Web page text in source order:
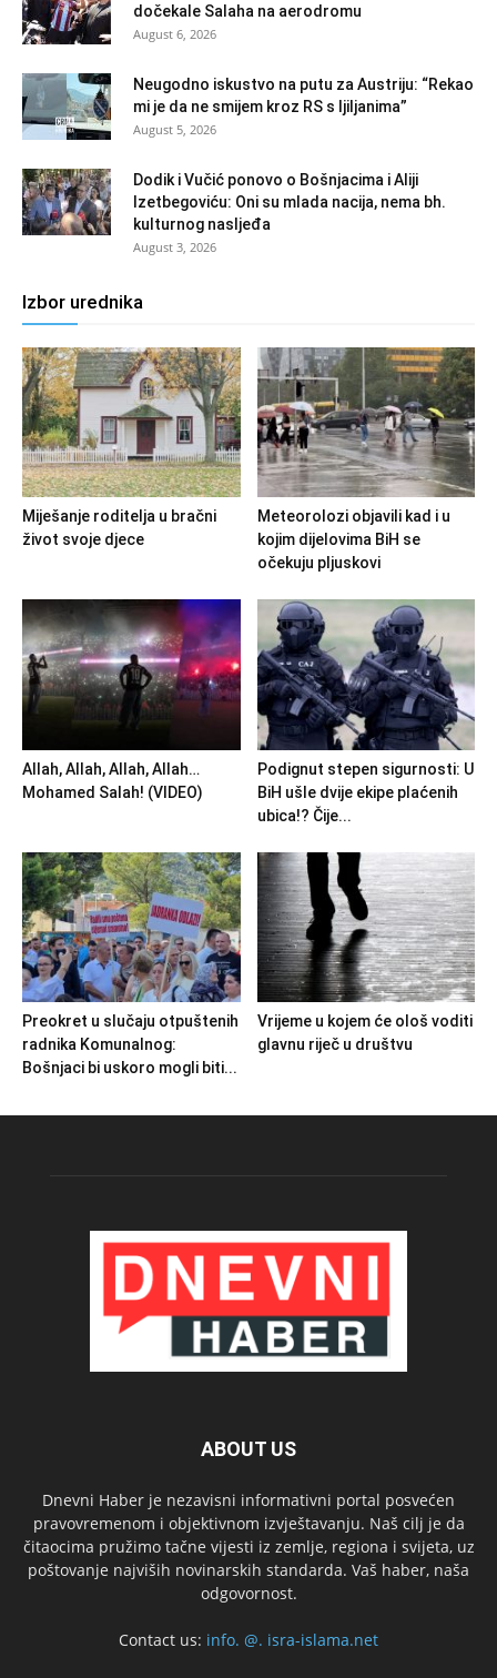
dočekale Salaha na aerodromu
August 6, 2026
Neugodno iskustvo na putu za Austriju: “Rekao
mi je da ne smijem kroz RS s ljiljanima”
August 5, 2026
Dodik i Vučić ponovo o Bošnjacima i Aliji
Izetbegoviću: Oni su mlada nacija, nema bh.
kulturnog nasljeđa
August 3, 2026
Izbor urednika
Miješanje roditelja u bračni
život svoje djece
Meteorolozi objavili kad i u
kojim dijelovima BiH se
očekuju pljuskovi
Allah, Allah, Allah, Allah…
Mohamed Salah! (VIDEO)
Podignut stepen sigurnosti: U
BiH ušle dvije ekipe plaćenih
ubica!? Čije...
Preokret u slučaju otpuštenih
radnika Komunalnog:
Bošnjaci bi uskoro mogli biti...
Vrijeme u kojem će ološ voditi
glavnu riječ u društvu
ABOUT US
Dnevni Haber je nezavisni informativni portal posvećen
pravovremenom i objektivnom izvještavanju. Naš cilj je da
čitaocima pružimo tačne vijesti iz zemlje, regiona i svijeta, uz
poštovanje najviših novinarskih standarda. Vaš haber, naša
odgovornost.
Contact us: info. @. isra-islama.net